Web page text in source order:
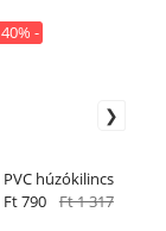
PVC húzókilincs
40% -
Ft 790 Ft 1 317